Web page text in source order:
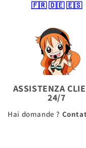
🇫🇷🇩🇪🇪🇸
ASSISTENZA
24/7
Hai domande ?